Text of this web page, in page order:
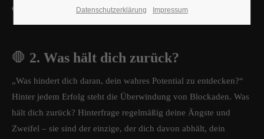
entscheidenden Momenten.
🛑 2. Was hält dich zurück?
„Was hindert dich daran, dein wahres Potential zu entdecken?“
Hinter jedem Erfolg steht die Überwindung von Blockaden. Was
hält dich zurück? Hinterfrage regelmäßig deine Ängste und
Zweifel – sie sind der einzige, der dich davon abhält, dein
Datenschutzerklärung Impressum